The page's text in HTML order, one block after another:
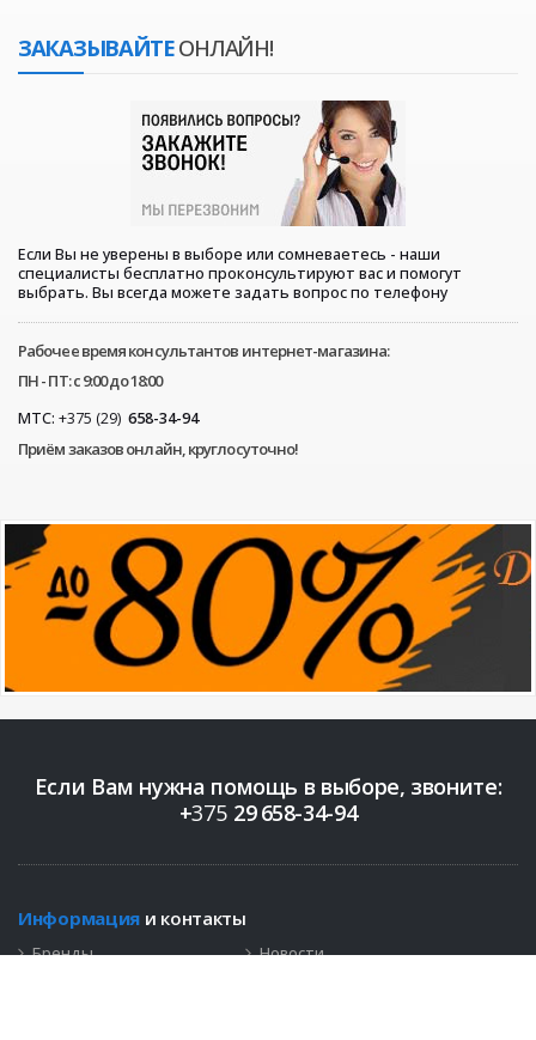
ЗАКАЗЫВАЙТЕОНЛАЙН!
Если Вы не уверены в выборе или сомневаетесь - наши
специалисты бесплатно проконсультируют вас и помогут
выбрать. Вы всегда можете задать вопрос по телефону
Рабочее время консультантов интернет-магазина:
ПН - ПТ: с 9:00 до 18:00
МТС: +375 (29) 658-34-94
Приём заказов онлайн, круглосуточно!
Если Вам нужна помощь в выборе, звоните:
+375 29658-34-94
Информация и контакты
Бренды
Новости